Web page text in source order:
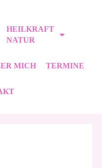
HEILKRAFT
NATUR
MICH TERMINE